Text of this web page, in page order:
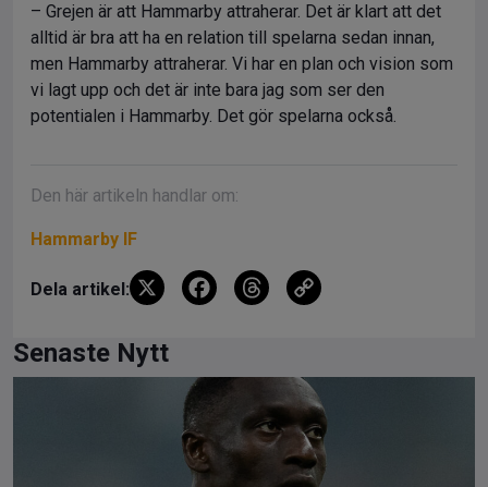
– Grejen är att Hammarby attraherar. Det är klart att det
alltid är bra att ha en relation till spelarna sedan innan,
men Hammarby attraherar. Vi har en plan och vision som
vi lagt upp och det är inte bara jag som ser den
potentialen i Hammarby. Det gör spelarna också.
Den här artikeln handlar om:
Hammarby IF
Dela artikel: X
F
b
o
o
T
a
d
s
n
k
Senaste Nytt